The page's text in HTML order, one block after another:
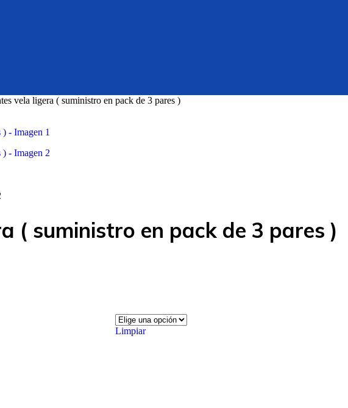
vela ligera ( suministro en pack de 3 pares )
( suministro en pack de 3 pares )
Limpiar